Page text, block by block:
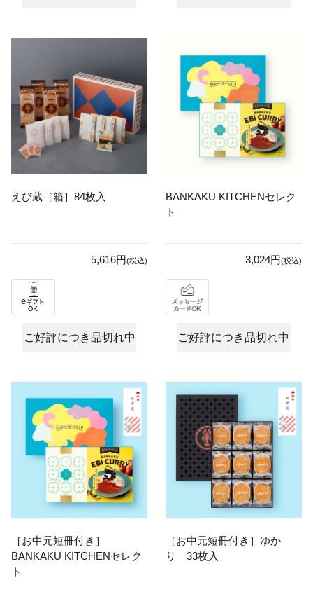
えび蔵［箱］84枚入
5,616円(税込)
ご好評につき品切れ中
BANKAKU KITCHENセレク
ト
3,024円(税込)
ご好評につき品切れ中
［お中元短冊付き］
BANKAKU KITCHENセレク
ト
［お中元短冊付き］ゆか
り 33枚入